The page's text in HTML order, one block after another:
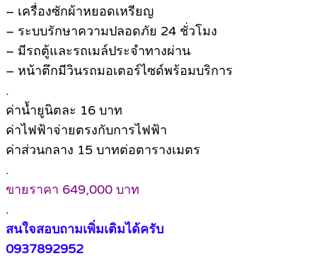
– เครื่องซักผ้าหยอดเหรียญ
– ระบบรักษาความปลอดภัย 24 ชั่วโมง
– มีรถตู้และรถเมล์ประจำทางผ่าน
– หน้าตึกมีวินรถมอเตอร์ไซด์พร้อมบริการ
.
ค่าน้ำยูนิตละ 16 บาท
ค่าไฟฟ้าจ่ายตรงกับการไฟฟ้า
ค่าส่วนกลาง 15 บาทต่อตารางเมตร
.
ขายราคา 649,000 บาท
.
สนใจสอบถามเพิ่มเติมได้ครับ
0937892952